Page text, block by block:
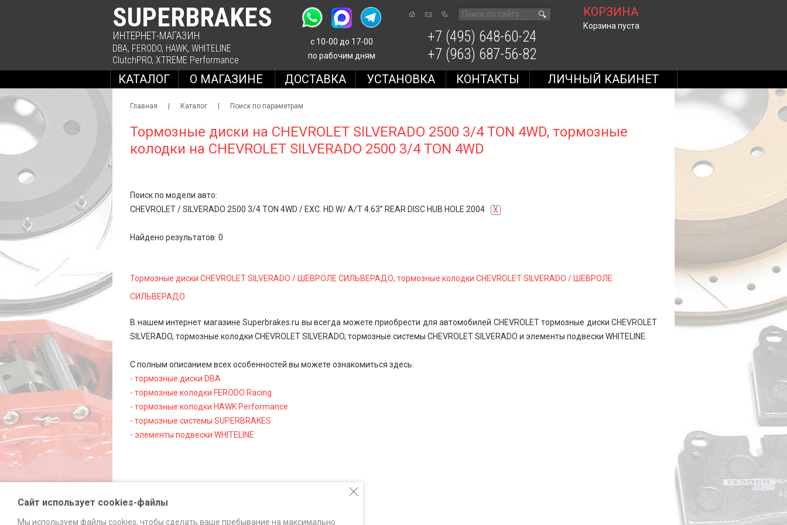
SUPERBRAKES
ИНТЕРНЕТ-МАГАЗИН
DBA, FERODO, HAWK, WHITELINE
ClutchPRO, XTREME Performance
с 10-00 до 17-00
по рабочим дням
🔍 КОРЗИНА
Корзина пуста
+7 (495) 648-60-24
+7 (963) 687-56-82
КАТАЛОГ О МАГАЗИНЕ ДОСТАВКА УСТАНОВКА КОНТАКТЫ ЛИЧНЫЙ КАБИНЕТ
Главная Каталог Поиск по параметрам
Тормозные диски на CHEVROLET SILVERADO 2500 3/4 TON 4WD, тормозные
колодки на CHEVROLET SILVERADO 2500 3/4 TON 4WD
Поиск по модели авто:
CHEVROLET/SILVERADO 2500 3/4 TON 4WD / EXC. HD W/ A/T 4.63” REAR DISC HUB HOLE 2004 X
Найдено результатов: 0
Тормозные диски CHEVROLET SILVERADO / ШЕВРОЛЕ СИЛЬВЕРАДО, тормозные колодки CHEVROLET SILVERADO / ШЕВРОЛЕ
СИЛЬВЕРАДО
В нашем интернет магазине Superbrakes.ru вы всегда можете приобрести для автомобилей CHEVROLET тормозные диски CHEVROLET
SILVERADO, тормозные колодки CHEVROLET SILVERADO, тормозные системы CHEVROLET SILVERADO и элементы подвески WHITELINE.
С полным описанием всех особенностей вы можете ознакомиться здесь:
- тормозные диски DBA
- тормозные колодки FERODO Racing
- тормозные колодки HAWK Performance
- тормозные системы SUPERBRAKES
- элементы подвески WHITELINE
Сайт использует cookies-файлы
Мы используем файлы cookies, чтобы сделать ваше пребывание на максимально